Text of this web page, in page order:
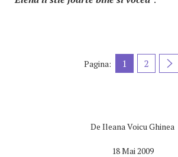
Pagina: 1 2
De Ileana Voicu Ghinea
18 Mai 2009